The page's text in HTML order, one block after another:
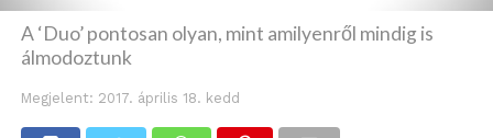
A ‘Duo’ pontosan olyan, mint amilyenről mindig is
álmodoztunk
Megjelent: 2017. április 18. kedd